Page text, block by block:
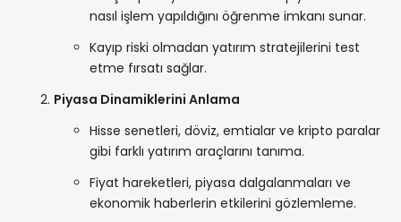
nasıl işlem yapıldığını öğrenme imkanı sunar.
Kayıp riski olmadan yatırım stratejilerini test
etme fırsatı sağlar.
Piyasa Dinamiklerini Anlama
Hisse senetleri, döviz, emtialar ve kripto paralar
gibi farklı yatırım araçlarını tanıma.
Fiyat hareketleri, piyasa dalgalanmaları ve
ekonomik haberlerin etkilerini gözlemleme.